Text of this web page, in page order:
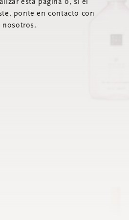
esta página o, si el
ponte en contacto con
nosotros.